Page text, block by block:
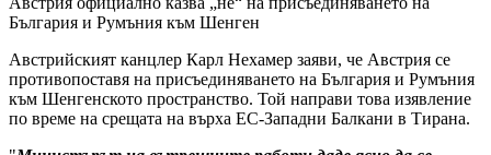
България и Румъния към Шенген
Австрийският канцлер Карл Нехамер заяви, че Австрия се
противопоставя на присъединяването на България и Румъния
към Шенгенското пространство. Той направи това изявление
по време на срещата на върха ЕС-Западни Балкани в Тирана.